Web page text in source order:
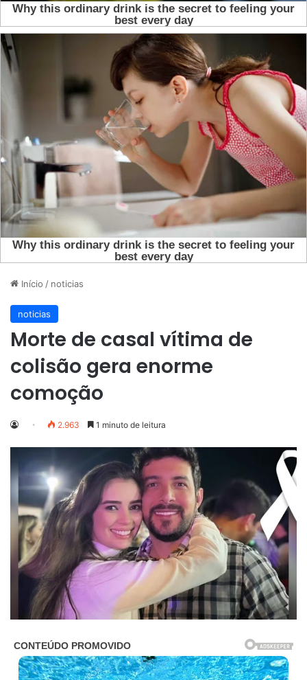
Início / noticias
noticias
Morte de casal vítima de
colisão gera enorme
comoção
2.963 1 minuto de leitura